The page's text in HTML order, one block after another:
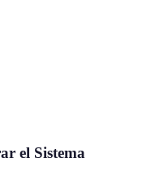
el Sistema